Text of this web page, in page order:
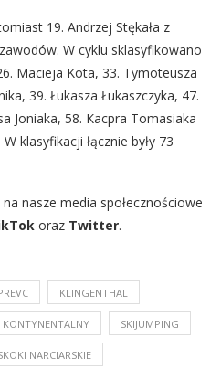
19. Andrzej Stękała z
W cyklu sklasyfikowano
Macieja Kota, 33. Tymoteusza
39. Łukasza Łukaszczyka, 47.
Joniaka, 58. Kacpra Tomasiaka
klasyfikacji łącznie były 73
nasze media społecznościowe
oraz Twitter.
KLINGENTHAL
KONTYNENTALNY SKIJUMPING
NARCIARSKIE